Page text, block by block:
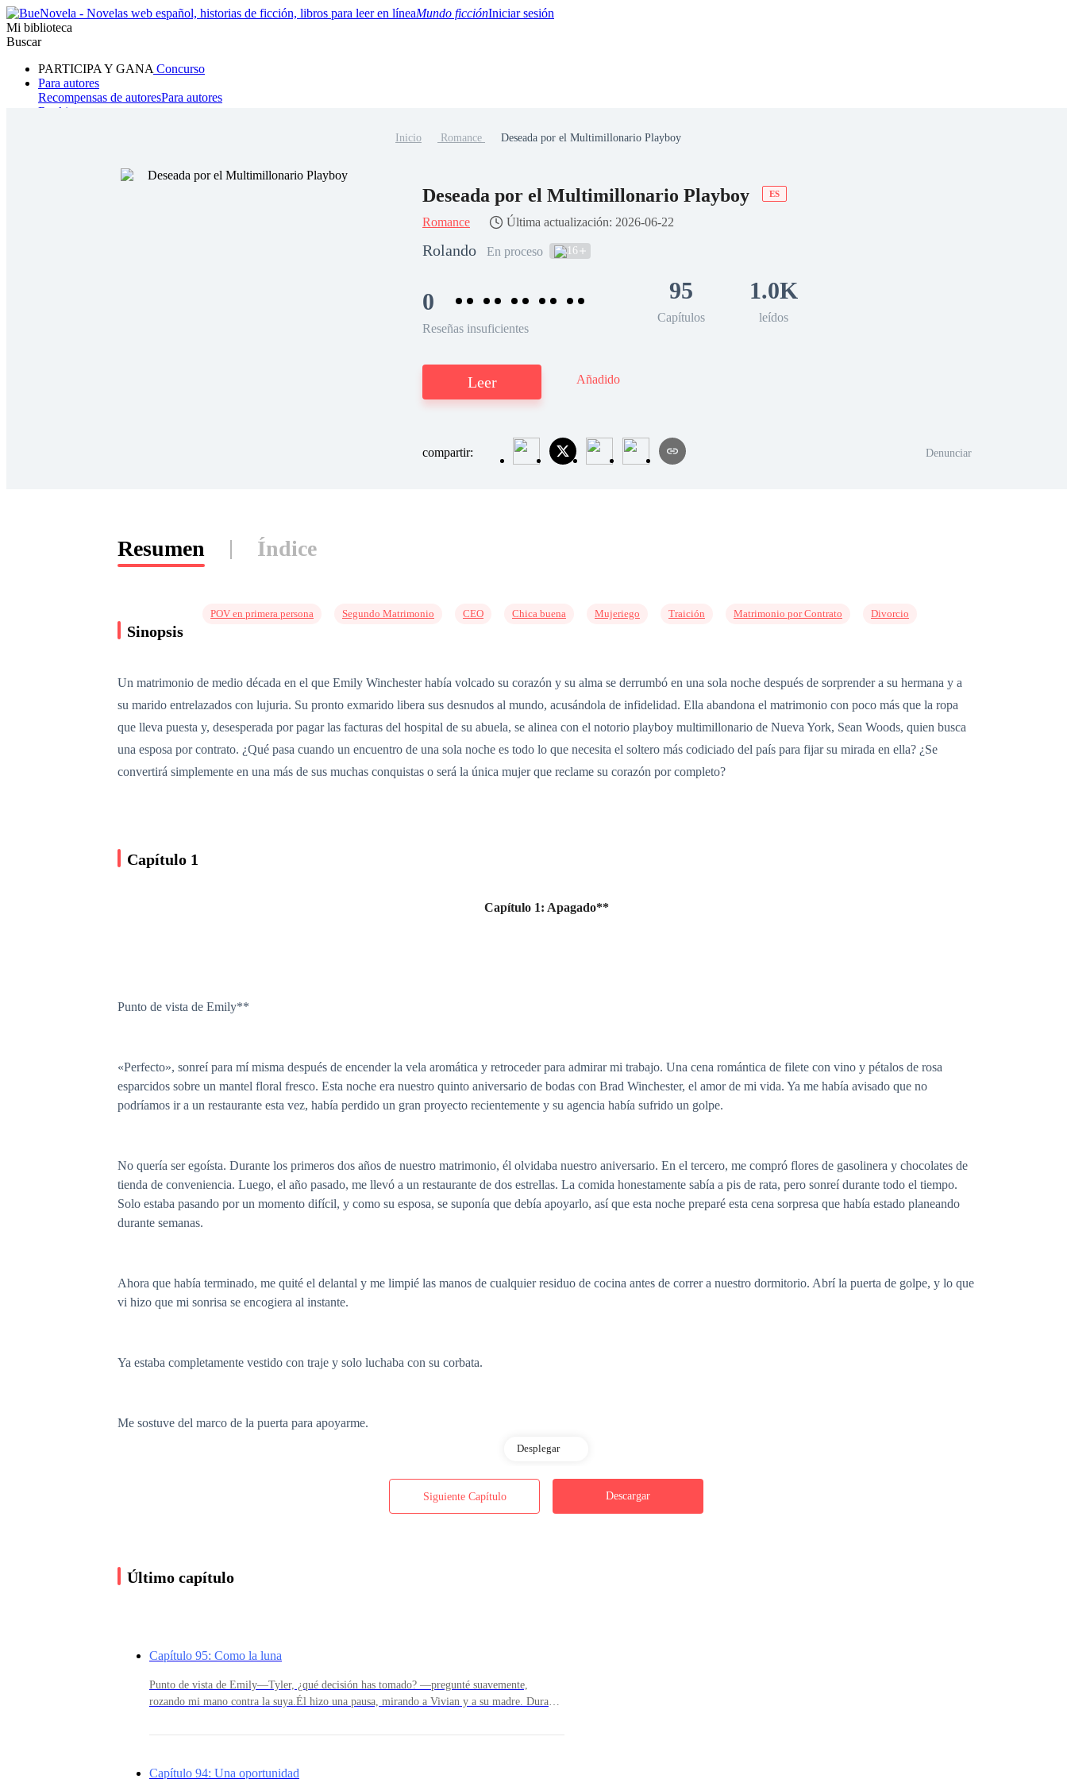
Mundo ficciónIniciar sesión
Mi biblioteca
Buscar
PARTICIPA Y GANA Concurso
Para autores
Recompensas de autoresPara autores
Ranking
Hombre lobo Sistema Fantasía Urbano
Inicio Romance Deseada por el Multimillonario Playboy
Deseada por el Multimillonario Playboy ES
Romance Última actualización: 2026-06-22
Rolando En proceso 16
0
Reseñas insuficientes
95
Capítulos
1.0K
leídos
Leer Añadido
compartir: Denunciar
Resumen Índice
Sinopsis
POV en primera persona Segundo Matrimonio CEO Chica buena Mujeriego Traición Matrimonio por Contrato Divorcio
Un matrimonio de medio década en el que Emily Winchester había volcado su corazón y su alma se derrumbó en una sola noche después de sorprender a su hermana y a
su marido entrelazados con lujuria. Su pronto exmarido libera sus desnudos al mundo, acusándola de infidelidad. Ella abandona el matrimonio con poco más que la ropa
que lleva puesta y, desesperada por pagar las facturas del hospital de su abuela, se alinea con el notorio playboy multimillonario de Nueva York, Sean Woods, quien busca
una esposa por contrato. ¿Qué pasa cuando un encuentro de una sola noche es todo lo que necesita el soltero más codiciado del país para fijar su mirada en ella? ¿Se
convertirá simplemente en una más de sus muchas conquistas o será la única mujer que reclame su corazón por completo?
Capítulo 1
Capítulo 1: Apagado**
Punto de vista de Emily**
«Perfecto», sonreí para mí misma después de encender la vela aromática y retroceder para admirar mi trabajo. Una cena romántica de filete con vino y pétalos de rosa
esparcidos sobre un mantel floral fresco. Esta noche era nuestro quinto aniversario de bodas con Brad Winchester, el amor de mi vida. Ya me había avisado que no
podríamos ir a un restaurante esta vez, había perdido un gran proyecto recientemente y su agencia había sufrido un golpe.
No quería ser egoísta. Durante los primeros dos años de nuestro matrimonio, él olvidaba nuestro aniversario. En el tercero, me compró flores de gasolinera y chocolates de
tienda de conveniencia. Luego, el año pasado, me llevó a un restaurante de dos estrellas. La comida honestamente sabía a pis de rata, pero sonreí durante todo el tiempo.
Solo estaba pasando por un momento difícil, y como su esposa, se suponía que debía apoyarlo, así que esta noche preparé esta cena sorpresa que había estado planeando
durante semanas.
Ahora que había terminado, me quité el delantal y me limpié las manos de cualquier residuo de cocina antes de correr a nuestro dormitorio. Abrí la puerta de golpe, y lo que
vi hizo que mi sonrisa se encogiera al instante.
Ya estaba completamente vestido con traje y solo luchaba con su corbata.
Me sostuve del marco de la puerta para apoyarme.
«¿Cariño?» llamé lo suficientemente alto para que me oyera, pero apenas lo reconoció. Tal vez no fui lo suficientemente fuerte.
Tragué saliva.
Desplegar
Siguiente Capítulo Descargar
Último capítulo
Capítulo 95: Como la luna
Punto de vista de Emily—Tyler, ¿qué decisión has tomado? —pregunté suavemente,
rozando mi mano contra la suya.Él hizo una pausa, mirando a Vivian y a su madre. Durante
callada, confiando en su juicio.—Está bien —dijo Tyler finalmente—. Les quitaré el arresto
cambiado. No las perdono todavía, no puedo perdonar lo que le hicieron a mí, a Emily y a
Capítulo 94: Una oportunidad